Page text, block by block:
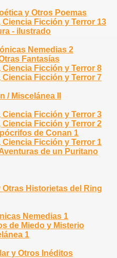
y Otros Poemas
Ficción y Terror 13
- ilustrado
Nemedias 2
Fantasías
Ciencia Ficción y Terror 8
Ciencia Ficción y Terror 7
/ Miscelánea II
Ciencia Ficción y Terror 3
Ciencia Ficción y Terror 2
de Conan 1
Ciencia Ficción y Terror 1
de un Puritano
Otras Historietas del Ring
Nemedias 1
de Miedo y Misterio
1
y Otros Inéditos